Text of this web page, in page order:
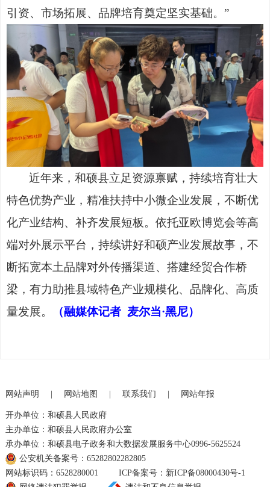
引资、市场拓展、品牌培育奠定坚实基础。”
近年来，和硕县立足资源禀赋，持续培育壮大
特色优势产业，精准扶持中小微企业发展，不断优
化产业结构、补齐发展短板。依托亚欧博览会等高
端对外展示平台，持续讲好和硕产业发展故事，不
断拓宽本土品牌对外传播渠道、搭建经贸合作桥
梁，有力助推县域特色产业规模化、品牌化、高质
量发展。
（融媒体记者 麦尔当·黑尼）
网站声明 | 网站地图 | 联系我们 | 网站年报
开办单位：和硕县人民政府
主办单位：和硕县人民政府办公室
承办单位：和硕县电子政务和大数据发展服务中心0996-5625524
公安机关备案号：65282802282805
网站标识码：6528280001
ICP备案号：新ICP备08000430号-1